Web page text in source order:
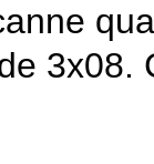
3x08.